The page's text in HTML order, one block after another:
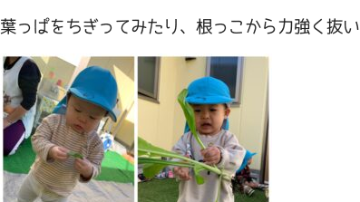
葉っぱをちぎってみたり、根っこから力強く抜い